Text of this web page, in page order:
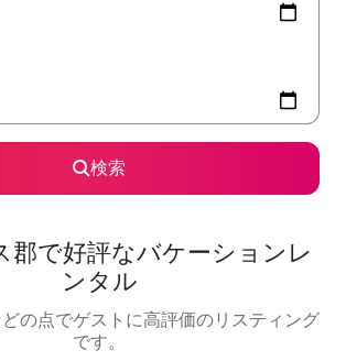
検索
郡で好評なバケーションレ
ンタル
の点でゲストに高評価のリスティング
です。